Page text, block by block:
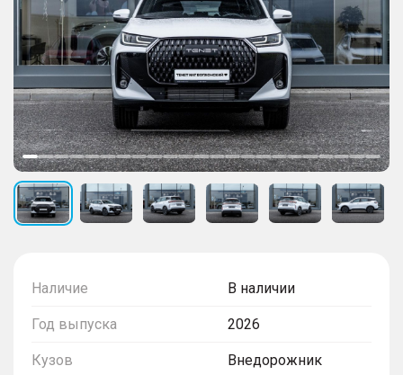
Наличие В наличии
Год выпуска 2026
Кузов Внедорожник